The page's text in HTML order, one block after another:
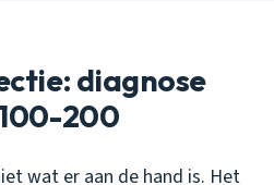
diagnose
200
wat er aan de hand is. Het